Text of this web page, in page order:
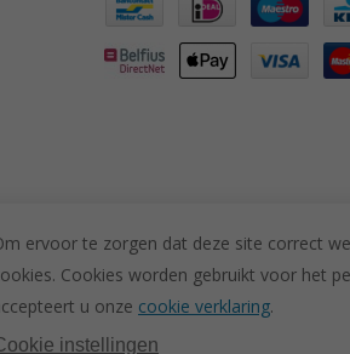
ervoor te zorgen dat deze site correct
Cookies worden gebruikt voor het
u onze cookie verklaring.
instellingen